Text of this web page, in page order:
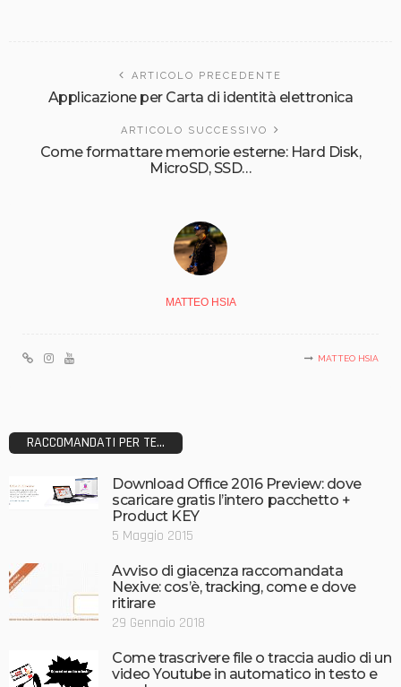
ARTICOLO PRECEDENTE
Applicazione per Carta di identità elettronica
ARTICOLO SUCCESSIVO
Come formattare memorie esterne: Hard Disk,
MicroSD, SSD…
MATTEO HSIA
MATTEO HSIA
RACCOMANDATI PER TE...
Download Office 2016 Preview: dove
scaricare gratis l’intero pacchetto +
Product KEY
5 Maggio 2015
Avviso di giacenza raccomandata
Nexive: cos’è, tracking, come e dove
ritirare
29 Gennaio 2018
Come trascrivere file o traccia audio di un
video Youtube in automatico in testo e